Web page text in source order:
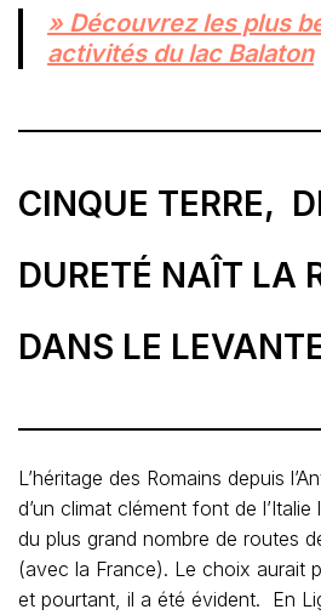
» Découvrez les plus
activités du lac Balaton
CINQUE TERRE,
DURETÉ NAÎT LA
DANS LE
L’héritage des Romains depuis
d’un climat clément font de
du plus grand nombre de routes
(avec la France). Le choix aurait
et pourtant, il a été évident. En